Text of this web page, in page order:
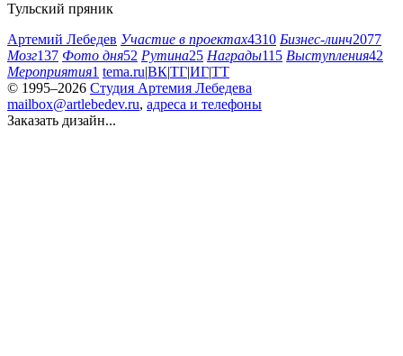
Тульский пряник
Артемий Лебедев Участие в проектах4310 Бизнес-линч2077
Мозг137 Фото дня52 Рутина25 Награды115 Выступления42
Мероприятия1 tema.ru|ВК|ТГ|ИГ|ТТ
© 1995–2026 Студия Артемия Лебедева
mailbox@artlebedev.ru, адреса и телефоны
Заказать дизайн...